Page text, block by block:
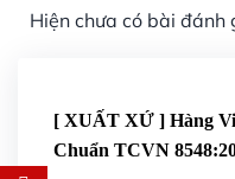
Hiện chưa có bài đánh
[ XUẤT XỨ ] Hàng
Chuẩn TCVN